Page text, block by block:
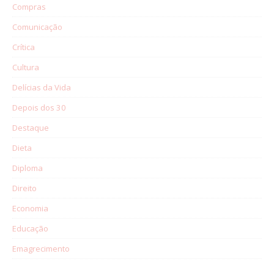
Compras
Comunicação
Crítica
Cultura
Delícias da Vida
Depois dos 30
Destaque
Dieta
Diploma
Direito
Economia
Educação
Emagrecimento